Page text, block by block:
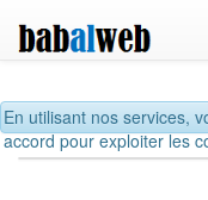
En utilisant nos services,
accord pour exploiter les